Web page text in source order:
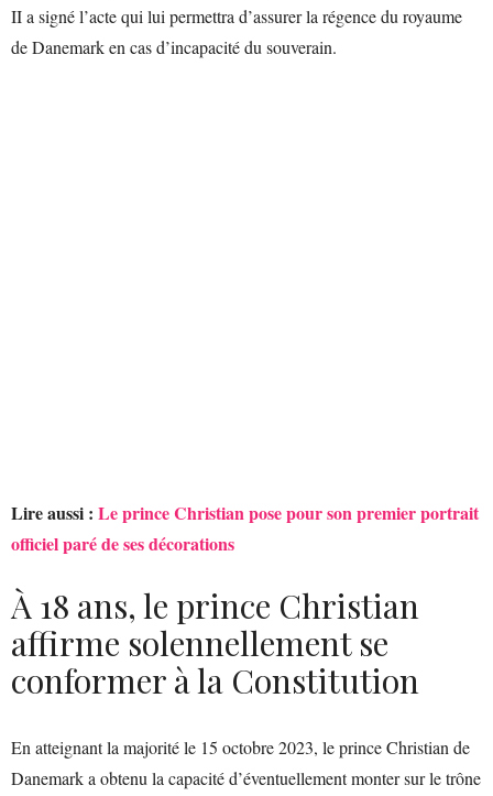
II a signé l’acte qui lui permettra d’assurer la régence du royaume
de Danemark en cas d’incapacité du souverain.
Lire aussi : Le prince Christian pose pour son premier portrait
officiel paré de ses décorations
À 18 ans, le prince Christian
affirme solennellement se
conformer à la Constitution
En atteignant la majorité le 15 octobre 2023, le prince Christian de
Danemark a obtenu la capacité d’éventuellement monter sur le trône